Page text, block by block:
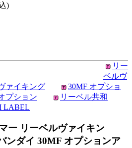
)
リー
ベルヴ
ァイキング
30MF オプショ
プション
リーベル共和
LABEL
ー リーベルヴァイキン
ンダイ 30MF オプションア